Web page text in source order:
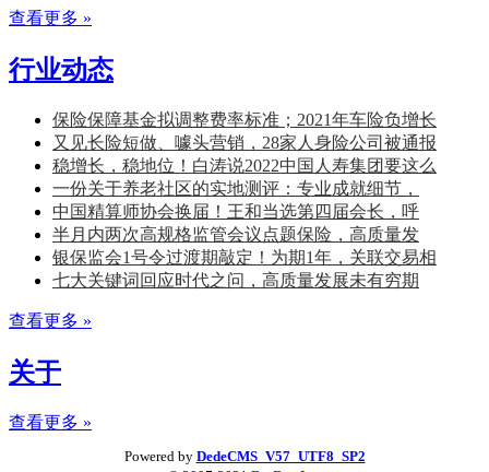
查看更多 »
行业动态
保险保障基金拟调整费率标准；2021年车险负增长
又见长险短做、噱头营销，28家人身险公司被通报
稳增长，稳地位！白涛说2022中国人寿集团要这么
一份关于养老社区的实地测评：专业成就细节，
中国精算师协会换届！王和当选第四届会长，呼
半月内两次高规格监管会议点题保险，高质量发
银保监会1号令过渡期敲定！为期1年，关联交易相
七大关键词回应时代之问，高质量发展未有穷期
查看更多 »
关于
查看更多 »
Powered by DedeCMS_V57_UTF8_SP2